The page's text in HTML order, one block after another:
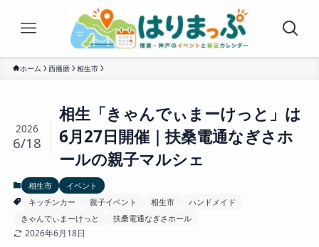
ホーム 西播磨 相生市
相生「きゃんでぃまーけっと」は
6月27日開催｜扶桑電通なぎさホ
ールの親子マルシェ
2026
6/18
相生市
イベント
キッチンカー
親子イベント 相生市
ハンドメイド
きゃんでぃまーけっと
扶桑電通なぎさホール
2026年6月18日